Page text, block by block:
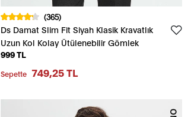
(365)
Ds Damat Slim Fit Siyah Klasik Kravatlık
Uzun Kol Kolay Ütülenebilir Gömlek
999 TL
Sepette 749,25 TL